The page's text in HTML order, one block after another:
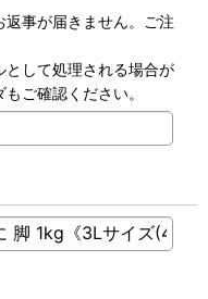
返事が届きません。ご注
として処理される場合が
ご確認ください。